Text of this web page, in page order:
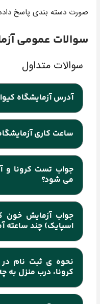
صورت دسته بندی پاسخ
سوالات عمومی
آدرس آزمایشگاه
تهران، خیابان شهید
آزادی، به طرف خیابان
ساعت کاری
آزمایشگاه کیوان
7
کشورمان می‌باشد.
جواب تست کرونا و
می شود؟
ساعت حاضر خواهد
جواب آزمایش خون
اسپایک) چند ساعته
ساعت بعد از پذیرش
نحوه ی ثبت نام
کرونا، درب منزل
جهت ثبت درخواست